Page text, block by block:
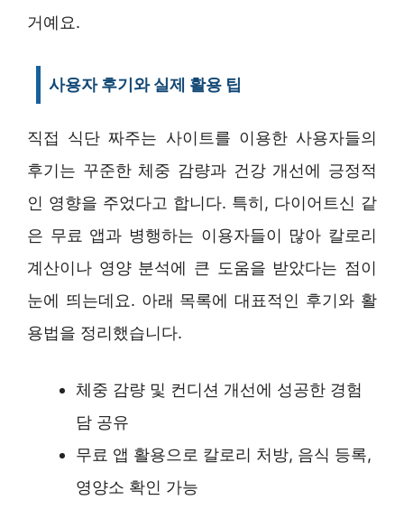
거예요.
사용자 후기와 실제 활용 팁
직접 식단 짜주는 사이트를 이용한 사용자들의
후기는 꾸준한 체중 감량과 건강 개선에 긍정적
인 영향을 주었다고 합니다. 특히, 다이어트신 같
은 무료 앱과 병행하는 이용자들이 많아 칼로리
계산이나 영양 분석에 큰 도움을 받았다는 점이
눈에 띄는데요. 아래 목록에 대표적인 후기와 활
용법을 정리했습니다.
체중 감량 및 컨디션 개선에 성공한 경험
담 공유
무료 앱 활용으로 칼로리 처방, 음식 등록,
영양소 확인 가능